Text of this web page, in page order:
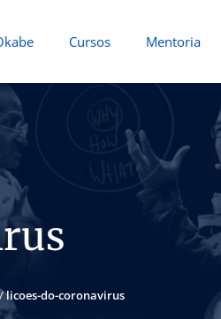
Cursos Mentoria
/licoes-do-coronavirus